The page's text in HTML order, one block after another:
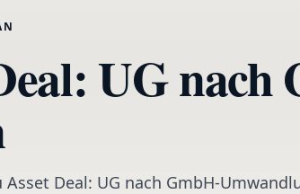
UG
Asset Deal: UG nach GmbH-